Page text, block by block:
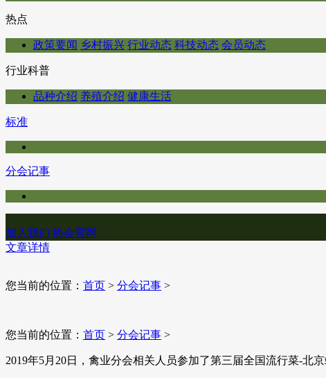
热点
政策要闻 乡村振兴 行业动态 科技动态 会员动态
行业科普
品种介绍 养殖介绍 健康生活
标准
分会记事
加入我们 协会官网
文章详情
您当前的位置： 首页 > 分会记事 >
您当前的位置： 首页 > 分会记事 >
​2019年5月20日，禽业分会相关人员参加了第三届全国流行菜-北